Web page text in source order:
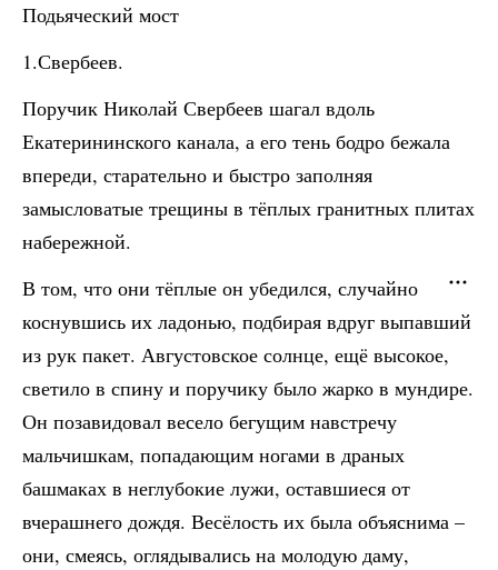
Подьяческий мост
1.Свербеев.
Поручик Николай Свербеев шагал вдоль
Екатерининского канала, а его тень бодро бежала
впереди, старательно и быстро заполняя
замысловатые трещины в тёплых гранитных плитах
набережной.
В том, что они тёплые он убедился, случайно
коснувшись их ладонью, подбирая вдруг выпавший
из рук пакет. Августовское солнце, ещё высокое,
светило в спину и поручику было жарко в мундире.
Он позавидовал весело бегущим навстречу
мальчишкам, попадающим ногами в драных
башмаках в неглубокие лужи, оставшиеся от
вчерашнего дождя. Весёлость их была объяснима –
они, смеясь, оглядывались на молодую даму,